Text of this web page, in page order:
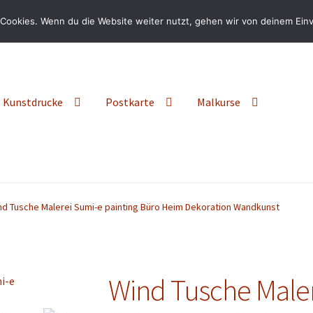
Kunstdrucke Postkarte Malkurse
Tusche Malerei Sumi-e painting Büro Heim Dekoration Wandkunst
Wind Tusche
Wenn du die Website weiter nutzt, gehen wir von deinem